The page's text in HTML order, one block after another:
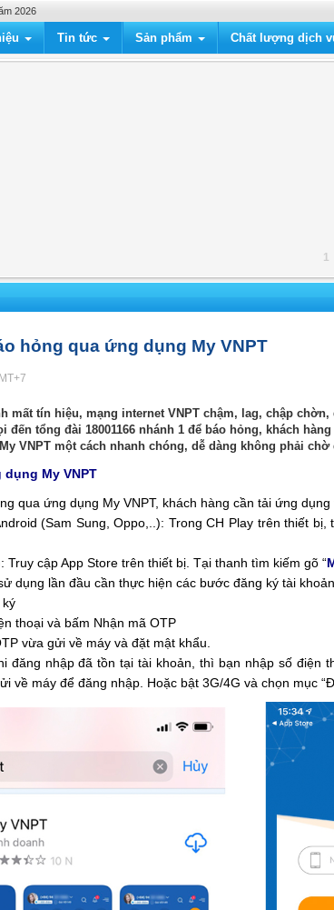
2026
Tin tức Sản phẩm Chất lượng dịch
1
hỏng qua ứng dụng My VNPT
mất tín hiệu, mạng internet VNPT chậm, lag, chập
đến tổng đài 18001166 nhánh 1 để báo hỏng, khách
VNPT một cách nhanh chóng, dễ dàng không phải chờ
My VNPT
qua ứng dụng My VNPT, khách hàng cần tải ứng
(Sam Sung, Oppo,..): Trong CH Play trên thiết bị,
Truy cập App Store trên thiết bị. Tại thanh tìm kiếm gõ “
dụng lần đầu cần thực hiện các bước đăng ký tài
ký
thoại và bấm Nhận mã OTP
vừa gửi về máy và đặt mật khẩu.
đăng nhập đã tồn tại tài khoản, thì bạn nhập số điện
về máy để đăng nhập. Hoặc bật 3G/4G và chọn mục